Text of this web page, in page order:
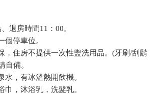
退房時間11：00。
個停車位。
，住房不提供一次性盥洗用品。(牙刷/刮鬍
自備。
水，有冰溫熱開飲機。
巾，沐浴乳，洗髮乳。